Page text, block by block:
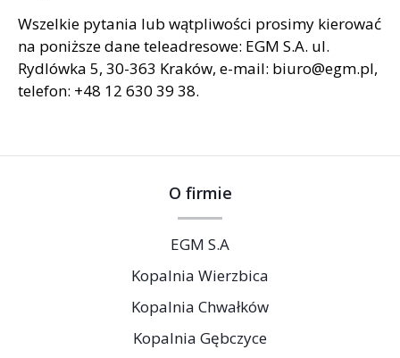
Wszelkie pytania lub wątpliwości prosimy kierować
na poniższe dane teleadresowe: EGM S.A. ul.
Rydlówka 5, 30-363 Kraków, e-mail: biuro@egm.pl,
telefon: +48 12 630 39 38.
O firmie
EGM S.A
Kopalnia Wierzbica
Kopalnia Chwałków
Kopalnia Gębczyce